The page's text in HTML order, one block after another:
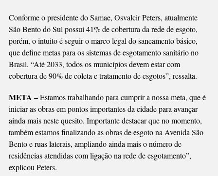
Conforme o presidente do Samae, Osvalcir Peters, atualmente
São Bento do Sul possui 41% de cobertura da rede de esgoto,
porém, o intuito é seguir o marco legal do saneamento básico,
que define metas para os sistemas de esgotamento sanitário no
Brasil. “Até 2033, todos os municípios devem estar com
cobertura de 90% de coleta e tratamento de esgotos”, ressalta.
META –Estamos trabalhando para cumprir a nossa meta, que é
iniciar as obras em pontos importantes da cidade para avançar
ainda mais neste quesito. Importante destacar que no momento,
também estamos finalizando as obras de esgoto na Avenida São
Bento e ruas laterais, ampliando ainda mais o número de
residências atendidas com ligação na rede de esgotamento”,
explicou Peters.